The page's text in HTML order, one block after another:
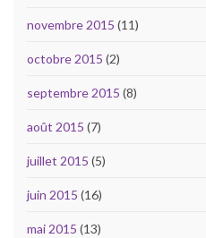
novembre 2015 (11)
octobre 2015 (2)
septembre 2015 (8)
août 2015 (7)
juillet 2015 (5)
juin 2015 (16)
mai 2015 (13)